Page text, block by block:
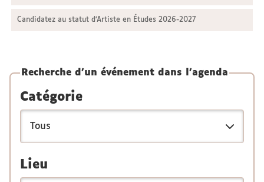
Candidatez au statut d’Artiste en Études 2026-2027
Recherche d'un événement dans l'agenda
Catégorie
Lieu